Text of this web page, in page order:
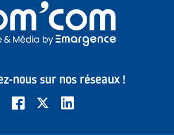
nous sur nos réseaux !